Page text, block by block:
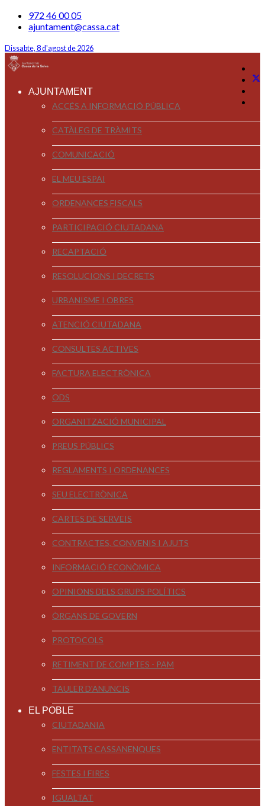
972 46 00 05
ajuntament@cassa.cat
Dissabte, 8 d'agost de 2026
AJUNTAMENT
ACCÉS A INFORMACIÓ PÚBLICA
CATÀLEG DE TRÀMITS
COMUNICACIÓ
EL MEU ESPAI
ORDENANCES FISCALS
PARTICIPACIÓ CIUTADANA
RECAPTACIÓ
RESOLUCIONS I DECRETS
URBANISME I OBRES
ATENCIÓ CIUTADANA
CONSULTES ACTIVES
FACTURA ELECTRÒNICA
ODS
ORGANITZACIÓ MUNICIPAL
PREUS PÚBLICS
REGLAMENTS I ORDENANCES
SEU ELECTRÒNICA
CARTES DE SERVEIS
CONTRACTES, CONVENIS I AJUTS
INFORMACIÓ ECONÒMICA
OPINIONS DELS GRUPS POLÍTICS
ÒRGANS DE GOVERN
PROTOCOLS
RETIMENT DE COMPTES - PAM
TAULER D'ANUNCIS
EL POBLE
CIUTADANIA
ENTITATS CASSANENQUES
FESTES I FIRES
IGUALTAT